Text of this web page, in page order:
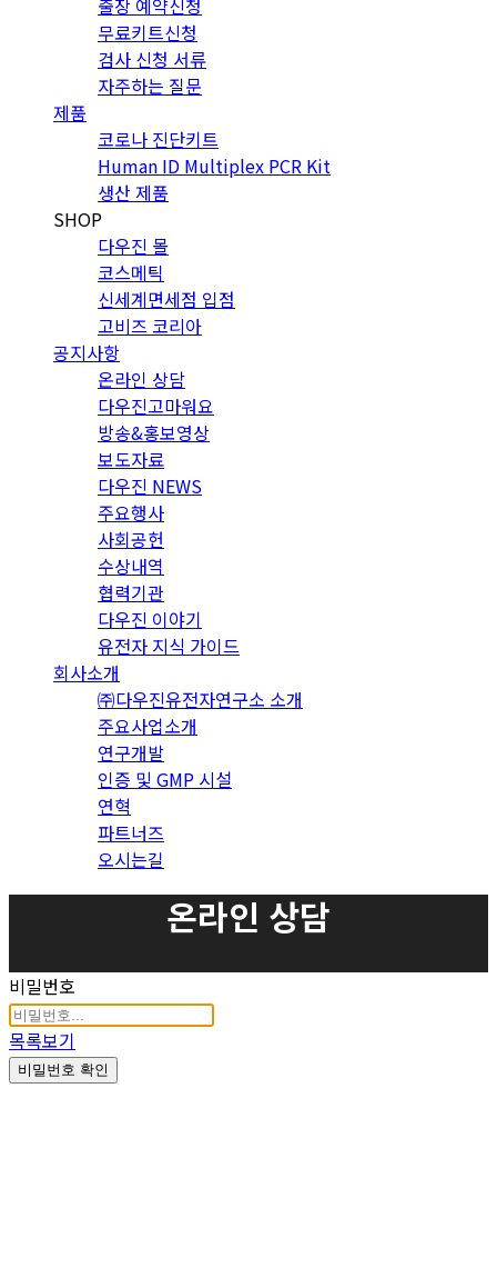
출장 예약신청
무료키트신청
검사 신청 서류
자주하는 질문
제품
코로나 진단키트
Human ID Multiplex PCR Kit
생산 제품
SHOP
다우진 몰
코스메틱
신세계면세점 입점
고비즈 코리아
공지사항
온라인 상담
다우진고마워요
방송&홍보영상
보도자료
다우진 NEWS
주요행사
사회공헌
수상내역
협력기관
다우진 이야기
유전자 지식 가이드
회사소개
㈜다우진유전자연구소 소개
주요사업소개
연구개발
인증 및 GMP 시설
연혁
파트너즈
오시는길
온라인 상담
비밀번호
목록보기
비밀번호 확인